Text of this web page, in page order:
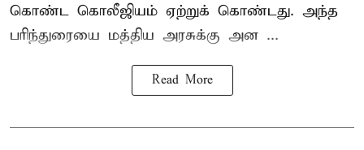
கொண்ட கொலீஜியம் ஏற்றுக் கொண்டது. அந்த
பரிந்துரையை மத்திய அரசுக்கு அன ...
Read More